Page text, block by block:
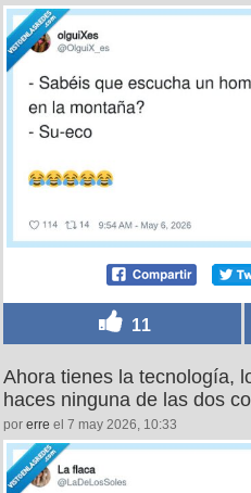
11
Ahora tienes la tecnología,
haces ninguna de las dos
por erre el 7 may 2026, 10:33